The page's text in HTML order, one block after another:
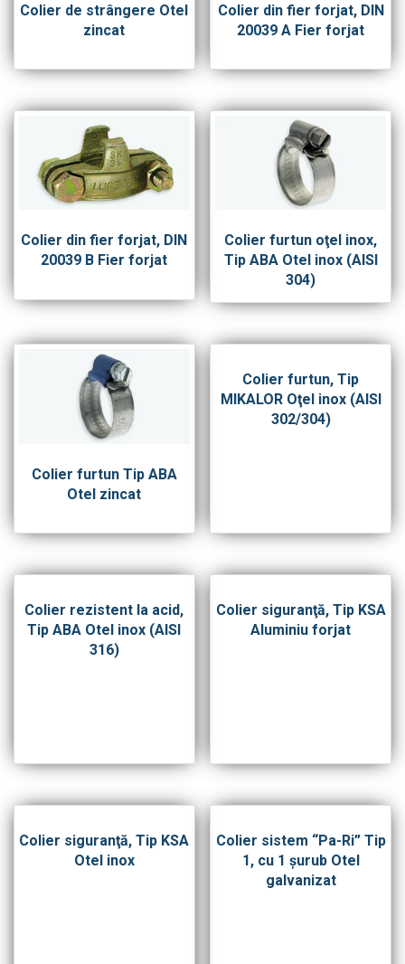
Colier de strângere Otel
zincat
Colier din fier forjat, DIN
20039 A Fier forjat
Colier din fier forjat, DIN
20039 B Fier forjat
Colier furtun oţel inox,
Tip ABA Otel inox (AISI
304)
Colier furtun Tip ABA
Otel zincat
Colier furtun, Tip
MIKALOR Oţel inox (AISI
302/304)
Colier rezistent la acid,
Tip ABA Otel inox (AISI
316)
Colier siguranţă, Tip KSA
Aluminiu forjat
Colier siguranţă, Tip KSA
Otel inox
Colier sistem “Pa-Ri” Tip
1, cu 1 şurub Otel
galvanizat